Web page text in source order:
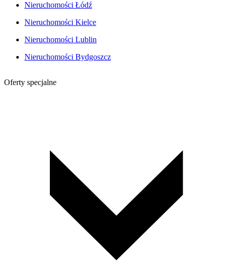
Nieruchomości Łódź
Nieruchomości Kielce
Nieruchomości Lublin
Nieruchomości Bydgoszcz
Oferty specjalne